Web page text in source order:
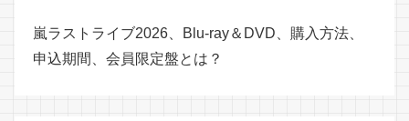
嵐ラストライブ2026、Blu-ray＆DVD、購入方法、
申込期間、会員限定盤とは？